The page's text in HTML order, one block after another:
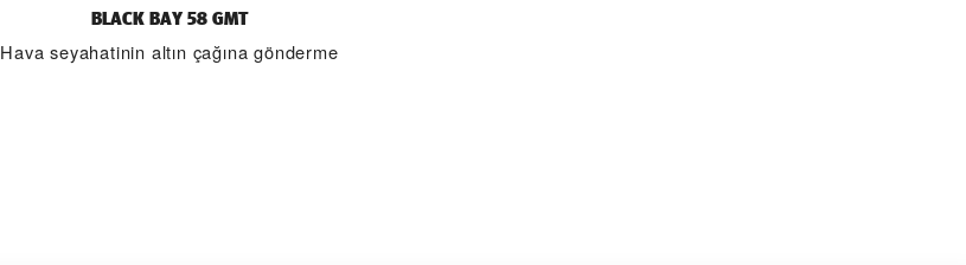
BLACK BAY 58 GMT
Hava seyahatinin altın çağına gönderme